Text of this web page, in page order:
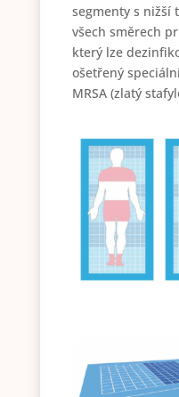
segmenty s nižší
všech směrech
který lze
ošetřený
MRSA (zlatý